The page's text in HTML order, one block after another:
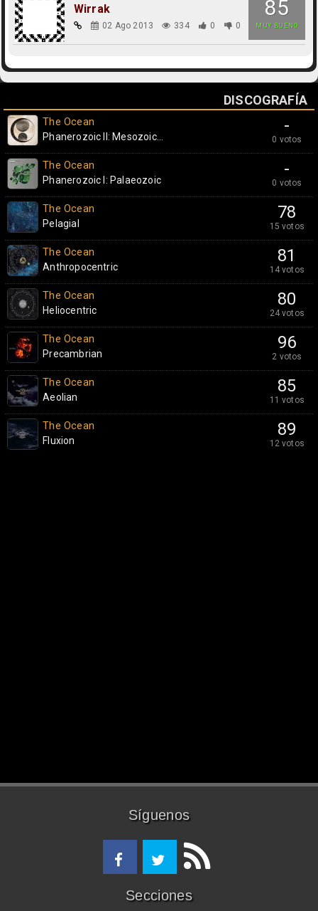
85
MUY BUENO
Wirrak
02 Ago 2013 334 0 0
DISCOGRAFÍA
-
0 votos
The Ocean
Phanerozoic II: Mesozoic...
-
0 votos
The Ocean
Phanerozoic I: Palaeozoic
78
15 votos
The Ocean
Pelagial
81
14 votos
The Ocean
Anthropocentric
80
24 votos
The Ocean
Heliocentric
96
2 votos
The Ocean
Precambrian
85
11 votos
The Ocean
Aeolian
89
12 votos
The Ocean
Fluxion
Síguenos
Secciones